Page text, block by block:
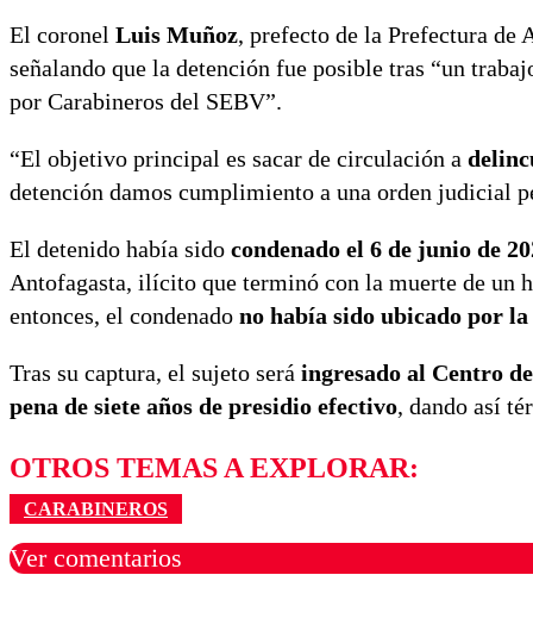
El coronel Luis Muñoz, prefecto de la Prefectura de
señalando que la detención fue posible tras “un
por Carabineros del SEBV”.
“El objetivo principal es sacar de circulación a
detención damos cumplimiento a una orden judicial
El detenido había sido condenado el 6 de junio de
Antofagasta, ilícito que terminó con la muerte de un
entonces, el condenado no había sido ubicado por
Tras su captura, el sujeto será ingresado al Centro
pena de siete años de presidio efectivo, dando así
OTROS TEMAS A EXPLORAR:
CARABINEROS
Ver comentarios